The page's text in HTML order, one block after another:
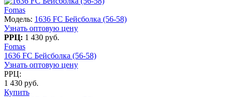
Fomas
Модель: 1636 FC Бейсболка (56-58)
Узнать оптовую цену
РРЦ: 1 430 руб.
Fomas
1636 FC Бейсболка (56-58)
Узнать оптовую цену
РРЦ:
1 430 руб.
Купить